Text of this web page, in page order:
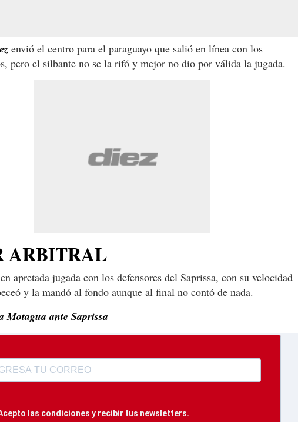
envió el centro para el paraguayo que salió en línea con los
pero el silbante no se la rifó y mejor no dio por válida la jugada.
ARBITRAL
apretada jugada con los defensores del Saprissa, con su velocidad
y la mandó al fondo aunque al final no contó de nada.
Motagua ante Saprissa
las condiciones y recibir tus newsletters.